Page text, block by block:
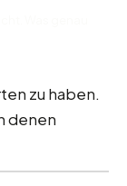
zu haben.
denen